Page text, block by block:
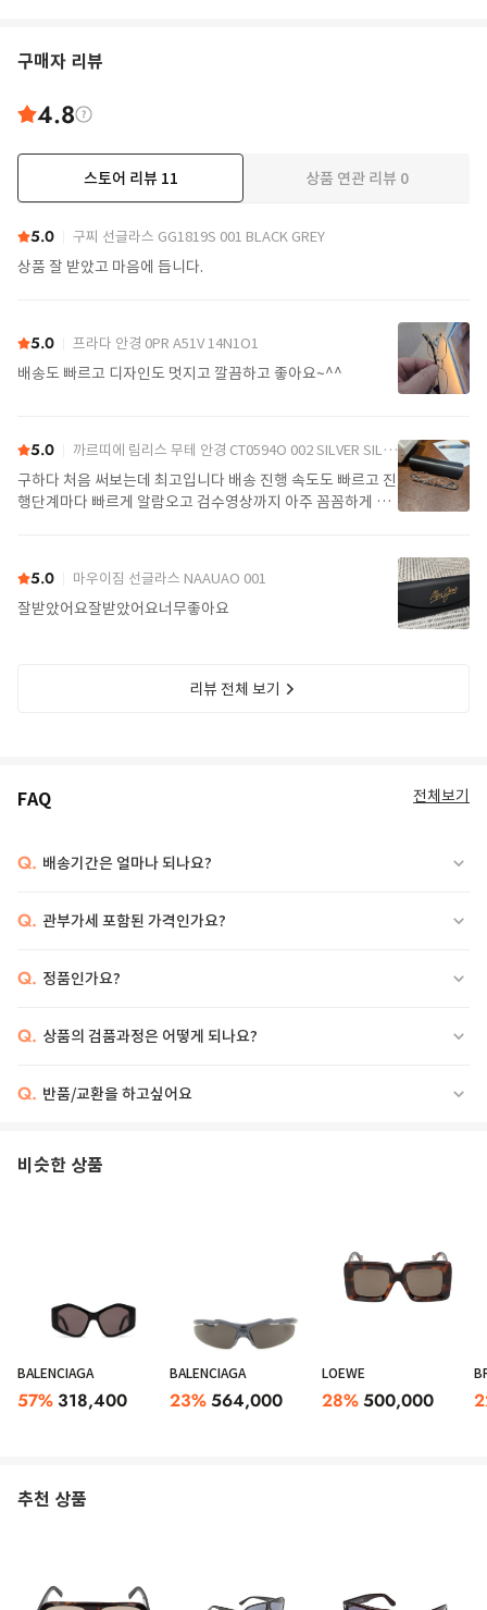
구매자 리뷰
4.8
스토어 리뷰 11 상품 연관 리뷰 0
5.0 구찌 선글라스 GG1819S 001 BLACK GREY
상품 잘 받았고 마음에 듭니다.
5.0 프라다 안경 0PR A51V 14N1O1
배송도 빠르고 디자인도 멋지고 깔끔하고 좋아요~^^
5.0 까르띠에 림리스 무테 안경 CT0594O 002 SILVER SILVER TRANSPARENT
구하다 처음 써보는데 최고입니다 배송 진행 속도도 빠르고 진
행단계마다 빠르게 알람오고 검수영상까지 아주 꼼꼼하게 찍
5.0 마우이짐 선글라스 NAAUAO 001
잘받았어요잘받았어요너무좋아요
리뷰 전체 보기
FAQ 전체보기
Q. 배송기간은 얼마나 되나요?
Q. 관부가세 포함된 가격인가요?
Q. 정품인가요?
Q. 상품의 검품과정은 어떻게 되나요?
Q. 반품/교환을 하고싶어요
비슷한 상품
BALENCIAGA
57% 318,400
BALENCIAGA
23%564,000
LOEWE
28%500,000
추천 상품